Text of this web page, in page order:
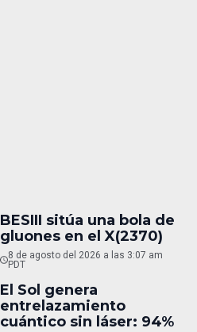
BESIII sitúa una bola de
gluones en el X(2370)
8 de agosto del 2026 a las 3:07 am
PDT
El Sol genera
entrelazamiento
cuántico sin láser: 94%